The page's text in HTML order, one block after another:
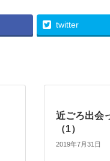
twitter
近ごろ出会
（1）
2019年7月31日